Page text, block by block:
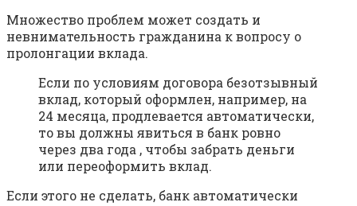
Множество проблем может создать и
невнимательность гражданина к вопросу о
пролонгации вклада.
Если по условиям договора безотзывный
вклад, который оформлен, например, на
24 месяца, продлевается автоматически,
то вы должны явиться в банк ровно
через два года , чтобы забрать деньги
или переоформить вклад.
Если этого не сделать, банк автоматически